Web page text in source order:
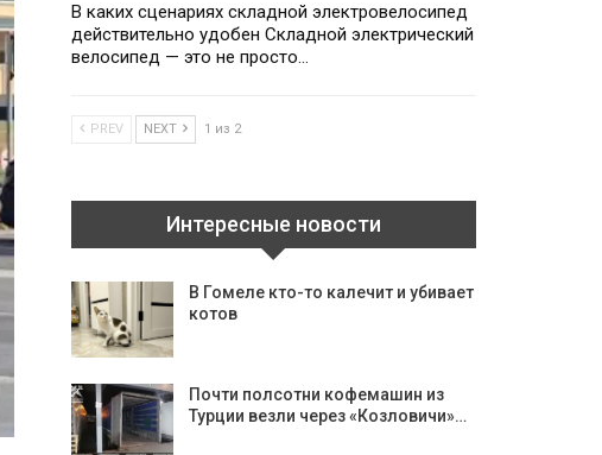
В каких сценариях складной электровелосипед
действительно удобен Складной электрический
велосипед — это не просто…
PREV NEXT 1 из 2
Интересные новости
В Гомеле кто-то калечит и убивает
котов
Почти полсотни кофемашин из
Турции везли через «Козловичи»…